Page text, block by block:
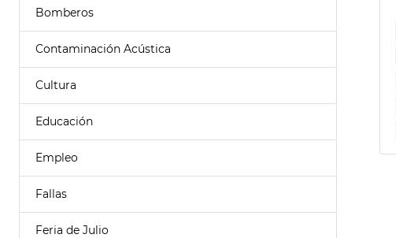
Bomberos
Contaminación Acústica
Cultura
Educación
Empleo
Fallas
Feria de Julio